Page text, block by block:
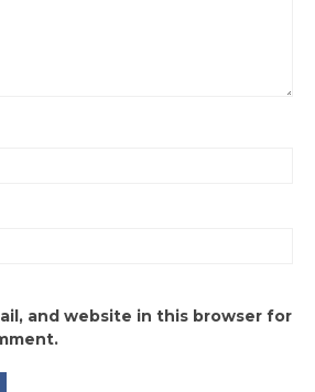
and website in this browser for